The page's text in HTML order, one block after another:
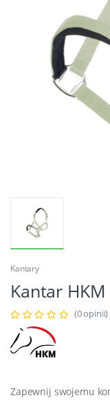
Kantary
Kantar
(0 opinii)
Zapewnij swojemu